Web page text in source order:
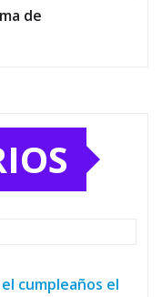
de
cumpleaños el